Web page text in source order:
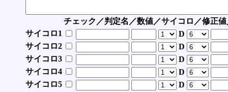
チェック／判定名／数値／サイコロ／修正
サイコロ1
D
サイコロ2
D
サイコロ3
D
サイコロ4
D
サイコロ5
D